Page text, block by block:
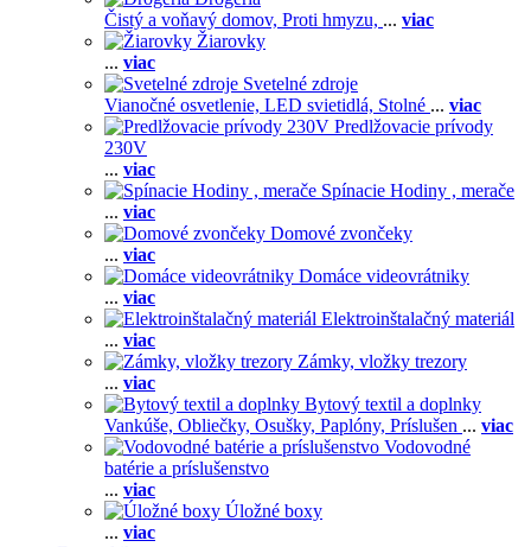
Čistý a voňavý domov, Proti hmyzu, ... viac
Žiarovky
... viac
Svetelné zdroje
Vianočné osvetlenie, LED svietidlá, Stolné ... viac
Predlžovacie prívody
230V
... viac
Spínacie Hodiny , merače
... viac
Domové zvončeky
... viac
Domáce videovrátniky
... viac
Elektroinštalačný materiál
... viac
Zámky, vložky trezory
... viac
Bytový textil a doplnky
Vankúše, Obliečky, Osušky, Paplóny, Príslušen ... viac
Vodovodné
batérie a príslušenstvo
... viac
Úložné boxy
... viac